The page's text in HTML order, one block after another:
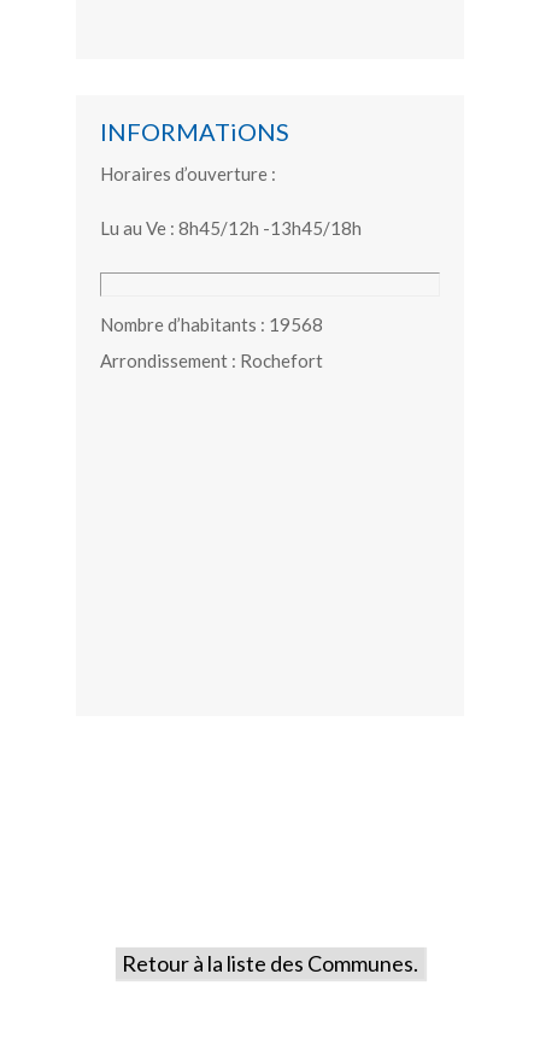
INFORMATiONS
Horaires d’ouverture :
Lu au Ve : 8h45/12h -13h45/18h
Nombre d’habitants : 19568
Arrondissement : Rochefort
Retour à la liste des Communes.